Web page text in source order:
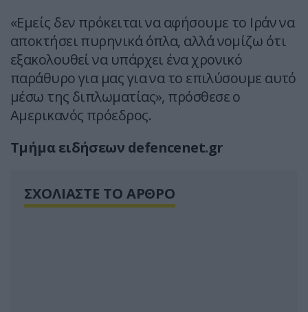
«Εμείς δεν πρόκειται να αφήσουμε το Ιράν να
αποκτήσει πυρηνικά όπλα, αλλά νομίζω ότι
εξακολουθεί να υπάρχει ένα χρονικό
παράθυρο για μας για να το επιλύσουμε αυτό
μέσω της διπλωματίας», πρόσθεσε ο
Αμερικανός πρόεδρος.
Τμήμα ειδήσεων defencenet.gr
ΣΧΟΛΙΑΣΤΕ ΤΟ ΑΡΘΡΟ